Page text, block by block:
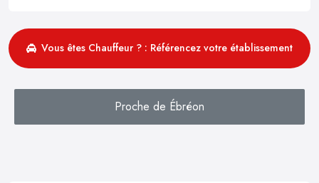
Vous êtes Chauffeur ? : Référencez votre établissement
Proche de Ébréon